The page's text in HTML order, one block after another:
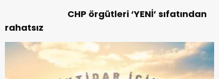
CHP örgütleri ‘YENİ’ sıfatından
rahatsız